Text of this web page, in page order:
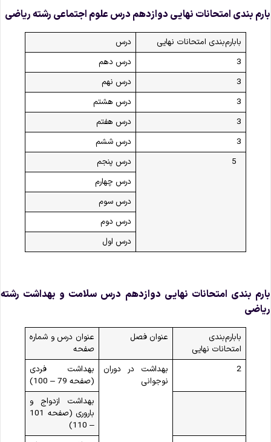
بندی امتحانات نهایی دوازدهم درس علوم اجتماعی رشته ریاضی
بابارم‌بندی امتحانات نهایی
درس
3
درس دهم
3
درس نهم
3
درس هشتم
3
درس هفتم
3
درس ششم
درس پنجم
درس چهارم
درس سوم
درس دوم
درس اول
بندی امتحانات نهایی دوازدهم درس سلامت و بهداشت رشته
بابارم‌بندی
امتحانات نهایی
عنوان فصل
عنوان درس و شماره
صفحه
2
بهداشت در دوران
نوجوانی
بهداشت فردی
(صفحه 79 – 100)
بهداشت ازدواج و
باروری (صفحه 101
– 110)